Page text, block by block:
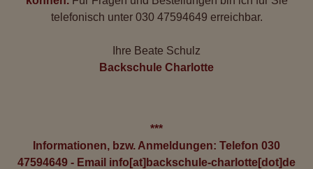
telefonisch unter 030 47594649 erreichbar.
Ihre Beate Schulz
Backschule Charlotte
***
Informationen, bzw. Anmeldungen: Telefon 030
47594649 - Email info[at]backschule-charlotte[dot]de